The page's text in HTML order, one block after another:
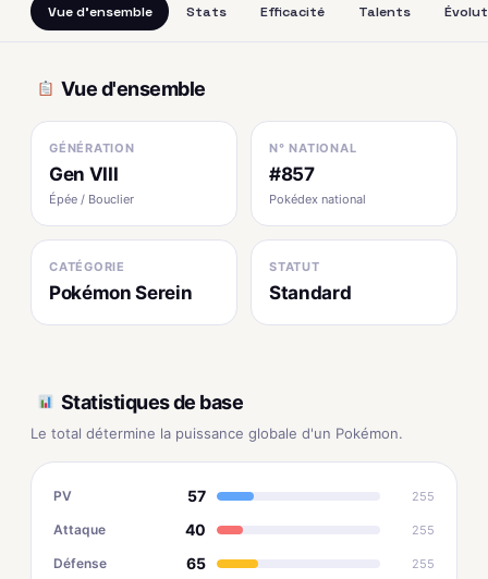
Vue d'ensemble Stats Efficacité Talents
Vue d'ensemble
GÉNÉRATION
Gen VIII
Épée / Bouclier
N° NATIONAL
#857
Pokédex national
CATÉGORIE
Pokémon Serein
STATUT
Standard
Statistiques de base
Le total détermine la puissance globale d'un Pokémon.
PV 57 255
Attaque 40 255
Défense 65 255